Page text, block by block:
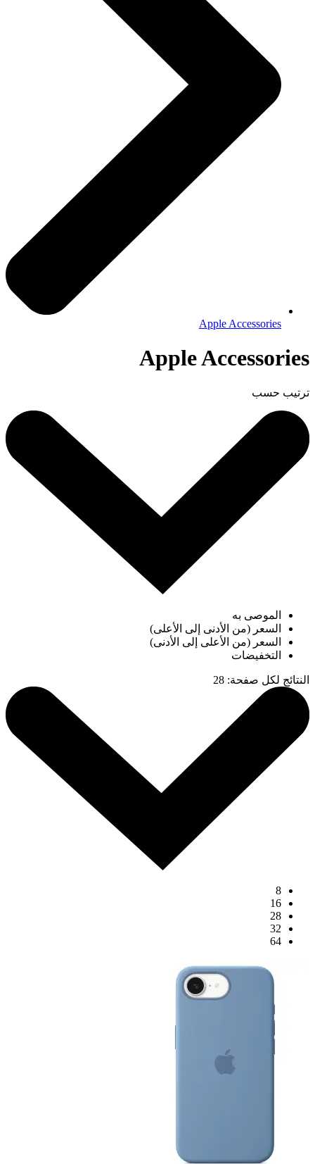
Apple Accessories
Apple Accessories
ترتيب حسب
الموصى به
السعر (من الأدنى إلى الأعلى)
السعر (من الأعلى إلى الأدنى)
التخفيضات
النتائج لكل صفحة:
28
8
16
28
32
64